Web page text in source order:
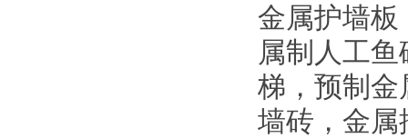
金属护墙板
属制人工
梯，预制金
墙砖，金属